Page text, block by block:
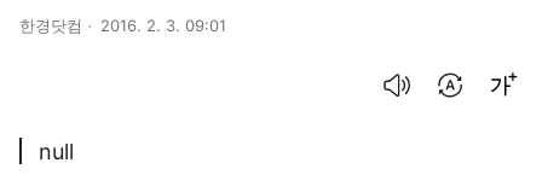
한경닷컴 2016. 2. 3. 09:01
null